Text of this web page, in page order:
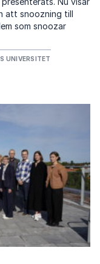
att snoozning till
som snoozar
UNIVERSITET